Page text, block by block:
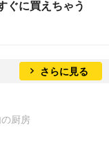
ぐに買えちゃう
さらに見る
厨房